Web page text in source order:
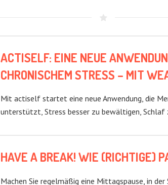
ACTISELF: EINE NEUE
CHRONISCHEM STRESS – MIT
Mit actiself startet eine neue Anwendung, die
unterstützt, Stress besser zu bewältigen, Schlaf
HAVE A BREAK! WIE (RICHTIGE)
Machen Sie regelmäßig eine Mittagspause, in